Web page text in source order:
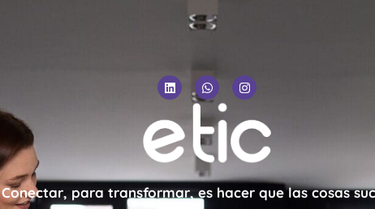
Conectar, para transformar, es hacer que las cosas